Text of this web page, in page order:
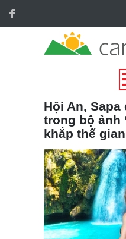
Hội An,
trong bộ ảnh
khắp thế